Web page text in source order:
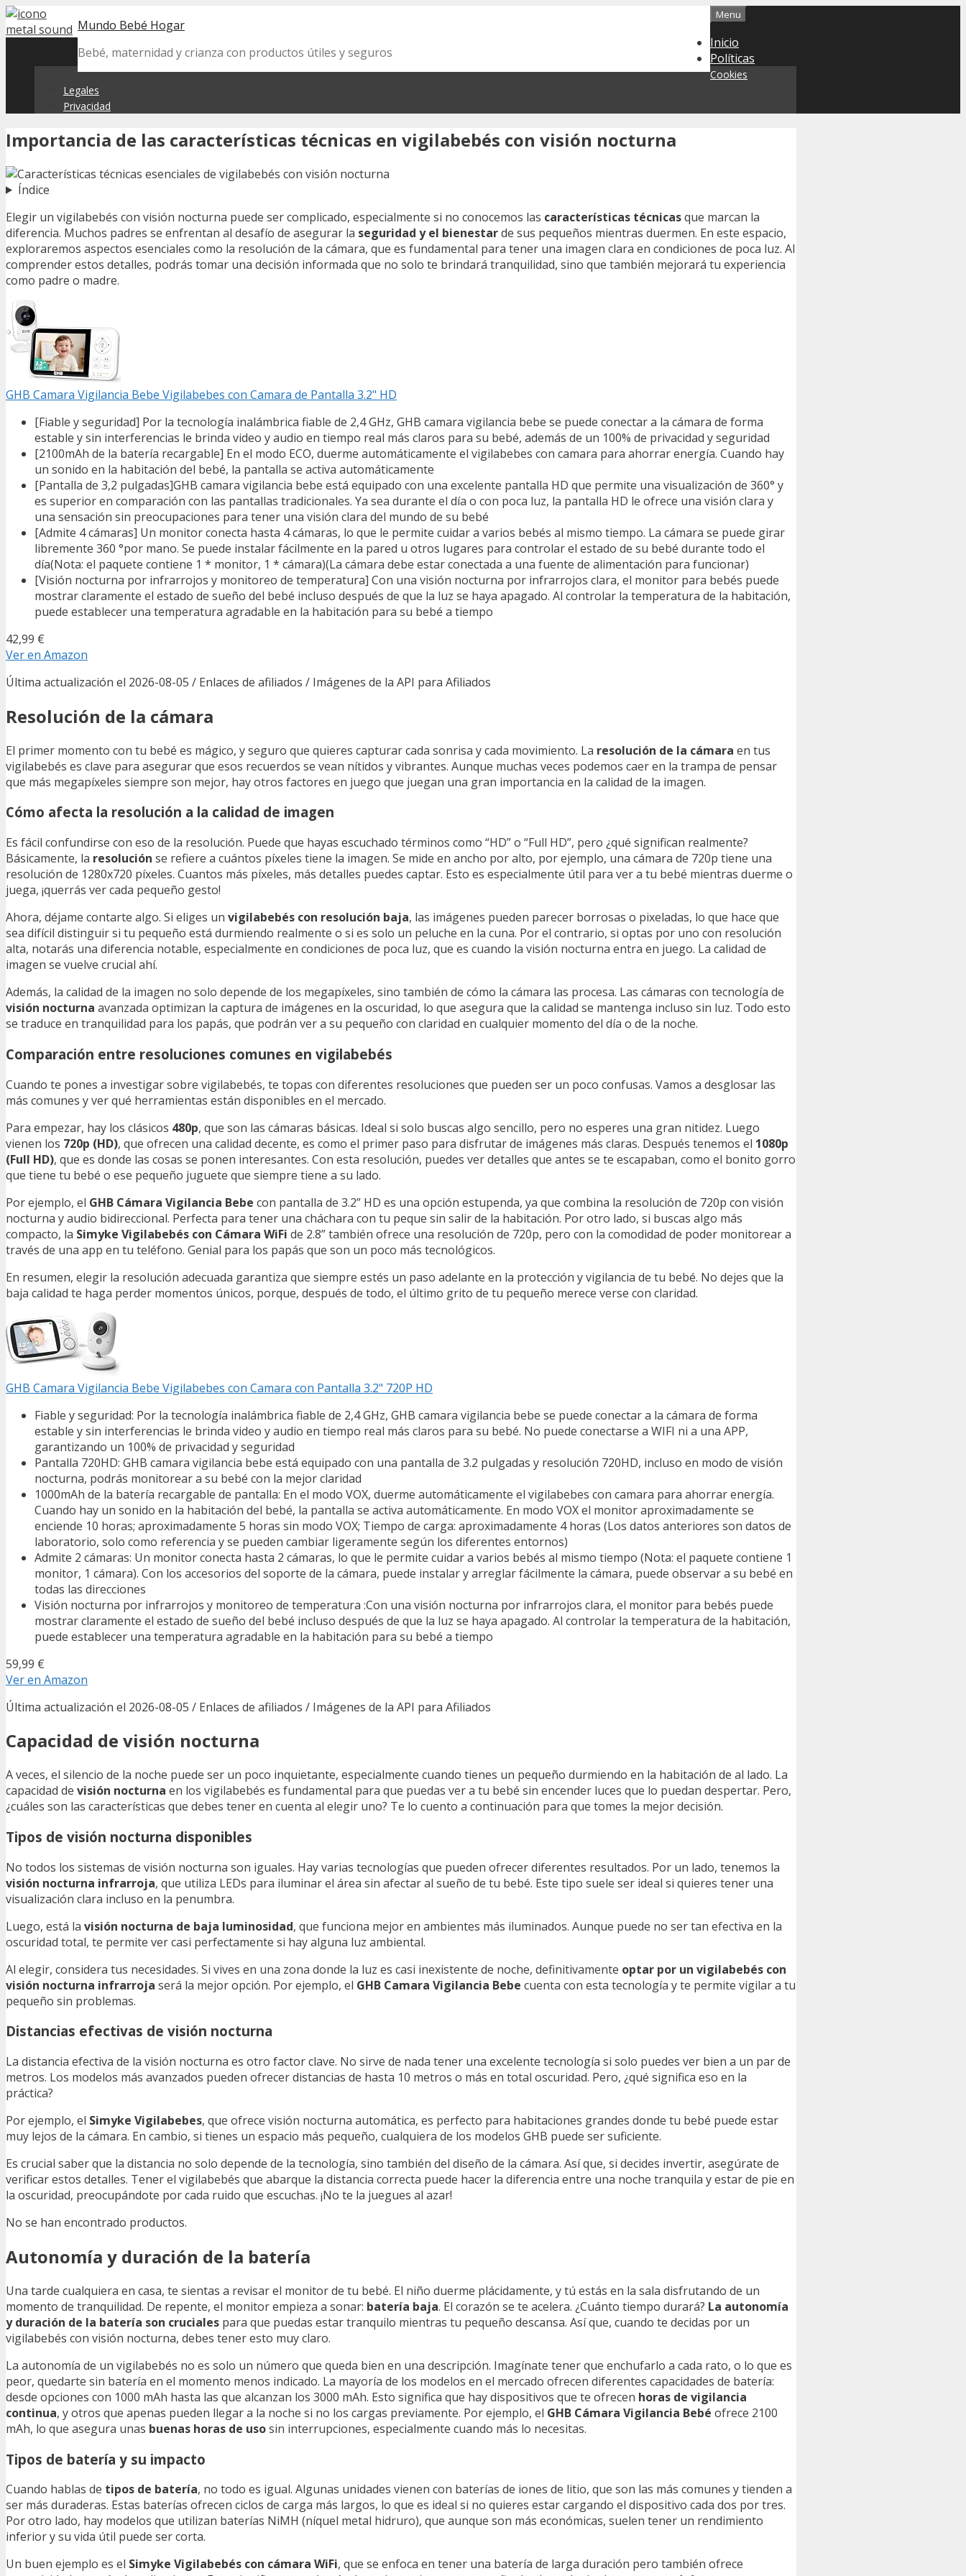
Skip
to
Mundo Bebé Hogar
Bebé, maternidad y crianza con productos útiles y seguros
Menu
Inicio
Políticas
Cookies
Legales
Privacidad
Importancia de las características técnicas en vigilabebés con visión nocturna
Índice
Elegir un vigilabebés con visión nocturna puede ser complicado, especialmente si no conocemos las características técnicasque marcan la
diferencia. Muchos padres se enfrentan al desafío de asegurar la seguridad y el bienestarde sus pequeños mientras duermen. En este espacio,
exploraremos aspectos esenciales como la resolución de la cámara, que es fundamental para tener una imagen clara en condiciones de poca luz. Al
comprender estos detalles, podrás tomar una decisión informada que no solo te brindará tranquilidad, sino que también mejorará tu experiencia
como padre o madre.
GHB Camara Vigilancia Bebe Vigilabebes con Camara de Pantalla 3.2" HD
[Fiable y seguridad] Por la tecnología inalámbrica fiable de 2,4 GHz, GHB camara vigilancia bebe se puede conectar a la cámara de forma
estable y sin interferencias le brinda video y audio en tiempo real más claros para su bebé, además de un 100% de privacidad y seguridad
[2100mAh de la batería recargable] En el modo ECO, duerme automáticamente el vigilabebes con camara para ahorrar energía. Cuando hay
un sonido en la habitación del bebé, la pantalla se activa automáticamente
[Pantalla de 3,2 pulgadas]GHB camara vigilancia bebe está equipado con una excelente pantalla HD que permite una visualización de 360° y
es superior en comparación con las pantallas tradicionales. Ya sea durante el día o con poca luz, la pantalla HD le ofrece una visión clara y
una sensación sin preocupaciones para tener una visión clara del mundo de su bebé
[Admite 4 cámaras] Un monitor conecta hasta 4 cámaras, lo que le permite cuidar a varios bebés al mismo tiempo. La cámara se puede girar
libremente 360 ​​°por mano. Se puede instalar fácilmente en la pared u otros lugares para controlar el estado de su bebé durante todo el
día(Nota: el paquete contiene 1 * monitor, 1 * cámara)(La cámara debe estar conectada a una fuente de alimentación para funcionar)
[Visión nocturna por infrarrojos y monitoreo de temperatura] Con una visión nocturna por infrarrojos clara, el monitor para bebés puede
mostrar claramente el estado de sueño del bebé incluso después de que la luz se haya apagado. Al controlar la temperatura de la habitación,
puede establecer una temperatura agradable en la habitación para su bebé a tiempo
42,99 €
Ver en Amazon
Última actualización el 2026-08-05 / Enlaces de afiliados / Imágenes de la API para Afiliados
Resolución de la cámara
El primer momento con tu bebé es mágico, y seguro que quieres capturar cada sonrisa y cada movimiento. La resolución de la cámara en tus
vigilabebés es clave para asegurar que esos recuerdos se vean nítidos y vibrantes. Aunque muchas veces podemos caer en la trampa de pensar
que más megapíxeles siempre son mejor, hay otros factores en juego que juegan una gran importancia en la calidad de la imagen.
Cómo afecta la resolución a la calidad de imagen
Es fácil confundirse con eso de la resolución. Puede que hayas escuchado términos como “HD” o “Full HD”, pero ¿qué significan realmente?
Básicamente, la resolución se refiere a cuántos píxeles tiene la imagen. Se mide en ancho por alto, por ejemplo, una cámara de 720p tiene una
resolución de 1280x720 píxeles. Cuantos más píxeles, más detalles puedes captar. Esto es especialmente útil para ver a tu bebé mientras duerme o
juega, ¡querrás ver cada pequeño gesto!
Ahora, déjame contarte algo. Si eliges un vigilabebés con resolución baja, las imágenes pueden parecer borrosas o pixeladas, lo que hace que
sea difícil distinguir si tu pequeño está durmiendo realmente o si es solo un peluche en la cuna. Por el contrario, si optas por uno con resolución
alta, notarás una diferencia notable, especialmente en condiciones de poca luz, que es cuando la visión nocturna entra en juego. La calidad de
imagen se vuelve crucial ahí.
Además, la calidad de la imagen no solo depende de los megapíxeles, sino también de cómo la cámara las procesa. Las cámaras con tecnología de
visión nocturna avanzada optimizan la captura de imágenes en la oscuridad, lo que asegura que la calidad se mantenga incluso sin luz. Todo esto
se traduce en tranquilidad para los papás, que podrán ver a su pequeño con claridad en cualquier momento del día o de la noche.
Comparación entre resoluciones comunes en vigilabebés
Cuando te pones a investigar sobre vigilabebés, te topas con diferentes resoluciones que pueden ser un poco confusas. Vamos a desglosar las
más comunes y ver qué herramientas están disponibles en el mercado.
Para empezar, hay los clásicos 480p, que son las cámaras básicas. Ideal si solo buscas algo sencillo, pero no esperes una gran nitidez. Luego
vienen los 720p (HD), que ofrecen una calidad decente, es como el primer paso para disfrutar de imágenes más claras. Después tenemos el 1080p
(Full HD), que es donde las cosas se ponen interesantes. Con esta resolución, puedes ver detalles que antes se te escapaban, como el bonito gorro
que tiene tu bebé o ese pequeño juguete que siempre tiene a su lado.
Por ejemplo, el GHB Cámara Vigilancia Bebe con pantalla de 3.2” HD es una opción estupenda, ya que combina la resolución de 720p con visión
nocturna y audio bidireccional. Perfecta para tener una cháchara con tu peque sin salir de la habitación. Por otro lado, si buscas algo más
compacto, la Simyke Vigilabebés con Cámara WiFi de 2.8” también ofrece una resolución de 720p, pero con la comodidad de poder monitorear a
través de una app en tu teléfono. Genial para los papás que son un poco más tecnológicos.
En resumen, elegir la resolución adecuada garantiza que siempre estés un paso adelante en la protección y vigilancia de tu bebé. No dejes que la
baja calidad te haga perder momentos únicos, porque, después de todo, el último grito de tu pequeño merece verse con claridad.
GHB Camara Vigilancia Bebe Vigilabebes con Camara con Pantalla 3.2" 720P HD
Fiable y seguridad: Por la tecnología inalámbrica fiable de 2,4 GHz, GHB camara vigilancia bebe se puede conectar a la cámara de forma
estable y sin interferencias le brinda video y audio en tiempo real más claros para su bebé. No puede conectarse a WIFI ni a una APP,
garantizando un 100% de privacidad y seguridad
Pantalla 720HD: GHB camara vigilancia bebe está equipado con una pantalla de 3.2 pulgadas y resolución 720HD, incluso en modo de visión
nocturna, podrás monitorear a su bebé con la mejor claridad
1000mAh de la batería recargable de pantalla: En el modo VOX, duerme automáticamente el vigilabebes con camara para ahorrar energía.
Cuando hay un sonido en la habitación del bebé, la pantalla se activa automáticamente. En modo VOX el monitor aproximadamente se
enciende 10 horas; aproximadamente 5 horas sin modo VOX; Tiempo de carga: aproximadamente 4 horas (Los datos anteriores son datos de
laboratorio, solo como referencia y se pueden cambiar ligeramente según los diferentes entornos)
Admite 2 cámaras: Un monitor conecta hasta 2 cámaras, lo que le permite cuidar a varios bebés al mismo tiempo (Nota: el paquete contiene 1
monitor, 1 cámara). Con los accesorios del soporte de la cámara, puede instalar y arreglar fácilmente la cámara, puede observar a su bebé en
todas las direcciones
Visión nocturna por infrarrojos y monitoreo de temperatura :Con una visión nocturna por infrarrojos clara, el monitor para bebés puede
mostrar claramente el estado de sueño del bebé incluso después de que la luz se haya apagado. Al controlar la temperatura de la habitación,
puede establecer una temperatura agradable en la habitación para su bebé a tiempo
59,99 €
Ver en Amazon
Última actualización el 2026-08-05 / Enlaces de afiliados / Imágenes de la API para Afiliados
Capacidad de visión nocturna
A veces, el silencio de la noche puede ser un poco inquietante, especialmente cuando tienes un pequeño durmiendo en la habitación de al lado. La
capacidad de visión nocturna en los vigilabebés es fundamental para que puedas ver a tu bebé sin encender luces que lo puedan despertar. Pero,
¿cuáles son las características que debes tener en cuenta al elegir uno? Te lo cuento a continuación para que tomes la mejor decisión.
Tipos de visión nocturna disponibles
No todos los sistemas de visión nocturna son iguales. Hay varias tecnologías que pueden ofrecer diferentes resultados. Por un lado, tenemos la
visión nocturna infrarroja, que utiliza LEDs para iluminar el área sin afectar al sueño de tu bebé. Este tipo suele ser ideal si quieres tener una
visualización clara incluso en la penumbra.
Luego, está la visión nocturna de baja luminosidad, que funciona mejor en ambientes más iluminados. Aunque puede no ser tan efectiva en la
oscuridad total, te permite ver casi perfectamente si hay alguna luz ambiental.
Al elegir, considera tus necesidades. Si vives en una zona donde la luz es casi inexistente de noche, definitivamente optar por un vigilabebés con
visión nocturna infrarroja será la mejor opción. Por ejemplo, el GHB Camara Vigilancia Bebe cuenta con esta tecnología y te permite vigilar a tu
pequeño sin problemas.
Distancias efectivas de visión nocturna
La distancia efectiva de la visión nocturna es otro factor clave. No sirve de nada tener una excelente tecnología si solo puedes ver bien a un par de
metros. Los modelos más avanzados pueden ofrecer distancias de hasta 10 metros o más en total oscuridad. Pero, ¿qué significa eso en la
práctica?
Por ejemplo, el Simyke Vigilabebes, que ofrece visión nocturna automática, es perfecto para habitaciones grandes donde tu bebé puede estar
muy lejos de la cámara. En cambio, si tienes un espacio más pequeño, cualquiera de los modelos GHB puede ser suficiente.
Es crucial saber que la distancia no solo depende de la tecnología, sino también del diseño de la cámara. Así que, si decides invertir, asegúrate de
verificar estos detalles. Tener el vigilabebés que abarque la distancia correcta puede hacer la diferencia entre una noche tranquila y estar de pie en
la oscuridad, preocupándote por cada ruido que escuchas. ¡No te la juegues al azar!
No se han encontrado productos.
Autonomía y duración de la batería
Una tarde cualquiera en casa, te sientas a revisar el monitor de tu bebé. El niño duerme plácidamente, y tú estás en la sala disfrutando de un
momento de tranquilidad. De repente, el monitor empieza a sonar: batería baja. El corazón se te acelera. ¿Cuánto tiempo durará? La autonomía
y duración de la batería son cruciales para que puedas estar tranquilo mientras tu pequeño descansa. Así que, cuando te decidas por un
vigilabebés con visión nocturna, debes tener esto muy claro.
La autonomía de un vigilabebés no es solo un número que queda bien en una descripción. Imagínate tener que enchufarlo a cada rato, o lo que es
peor, quedarte sin batería en el momento menos indicado. La mayoría de los modelos en el mercado ofrecen diferentes capacidades de batería:
desde opciones con 1000 mAh hasta las que alcanzan los 3000 mAh. Esto significa que hay dispositivos que te ofrecen horas de vigilancia
continua, y otros que apenas pueden llegar a la noche si no los cargas previamente. Por ejemplo, el GHB Cámara Vigilancia Bebé ofrece 2100
mAh, lo que asegura unas buenas horas de usosin interrupciones, especialmente cuando más lo necesitas.
Tipos de batería y su impacto
Cuando hablas de tipos de batería, no todo es igual. Algunas unidades vienen con baterías de iones de litio, que son las más comunes y tienden a
ser más duraderas. Estas baterías ofrecen ciclos de carga más largos, lo que es ideal si no quieres estar cargando el dispositivo cada dos por tres.
Por otro lado, hay modelos que utilizan baterías NiMH (níquel metal hidruro), que aunque son más económicas, suelen tener un rendimiento
inferior y su vida útil puede ser corta.
Un buen ejemplo es el Simyke Vigilabebés con cámara WiFi, que se enfoca en tener una batería de larga duración pero también ofrece